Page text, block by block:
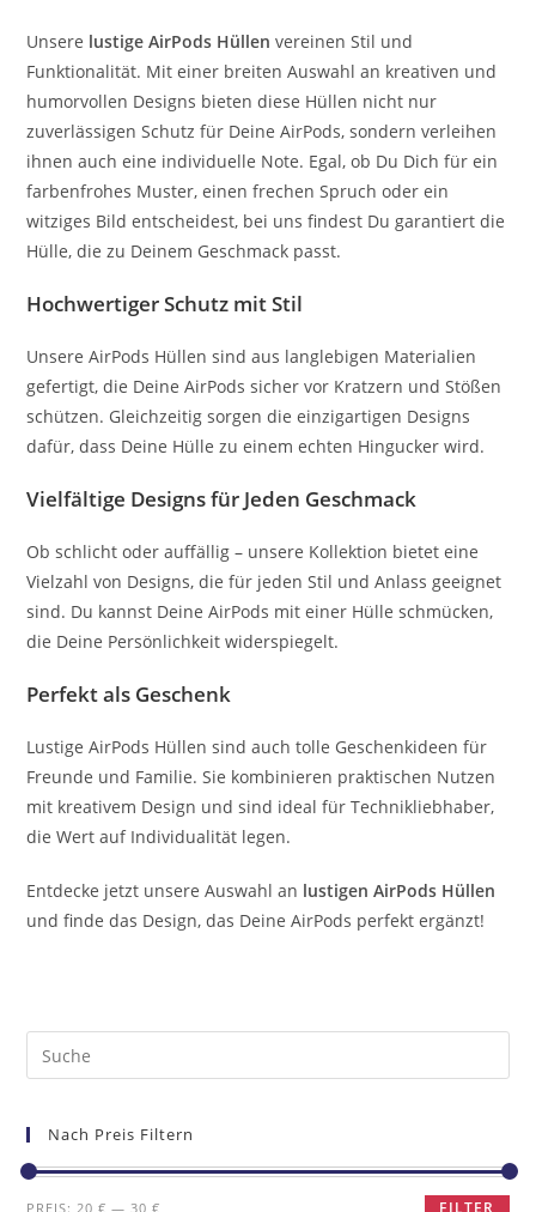
Unsere lustige AirPods Hüllen vereinen Stil und
Funktionalität. Mit einer breiten Auswahl an kreativen und
humorvollen Designs bieten diese Hüllen nicht nur
zuverlässigen Schutz für Deine AirPods, sondern verleihen
ihnen auch eine individuelle Note. Egal, ob Du Dich für ein
farbenfrohes Muster, einen frechen Spruch oder ein
witziges Bild entscheidest, bei uns findest Du garantiert die
Hülle, die zu Deinem Geschmack passt.
Hochwertiger Schutz mit Stil
Unsere AirPods Hüllen sind aus langlebigen Materialien
gefertigt, die Deine AirPods sicher vor Kratzern und Stößen
schützen. Gleichzeitig sorgen die einzigartigen Designs
dafür, dass Deine Hülle zu einem echten Hingucker wird.
Vielfältige Designs für Jeden Geschmack
Ob schlicht oder auffällig – unsere Kollektion bietet eine
Vielzahl von Designs, die für jeden Stil und Anlass geeignet
sind. Du kannst Deine AirPods mit einer Hülle schmücken,
die Deine Persönlichkeit widerspiegelt.
Perfekt als Geschenk
Lustige AirPods Hüllen sind auch tolle Geschenkideen für
Freunde und Familie. Sie kombinieren praktischen Nutzen
mit kreativem Design und sind ideal für Technikliebhaber,
die Wert auf Individualität legen.
Entdecke jetzt unsere Auswahl an lustigen AirPods Hüllen
und finde das Design, das Deine AirPods perfekt ergänzt!
Nach Preis Filtern
PREIS:20 € —30 €